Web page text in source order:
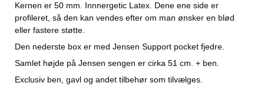
Kernen er 50 mm. Innnergetic Latex. Dene ene side er
profileret, så den kan vendes efter om man ønsker en blød
eller fastere støtte.
Den nederste box er med Jensen Support pocket fjedre.
Samlet højde på Jensen sengen er cirka 51 cm. + ben.
Exclusiv ben, gavl og andet tilbehør som tilvælges.